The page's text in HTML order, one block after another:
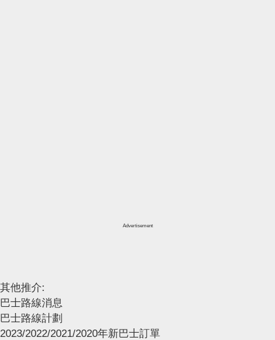
Advertisement
其他推介:
巴士路線消息
巴士路線計劃
2023/2022/2021/2020年新巴士訂單